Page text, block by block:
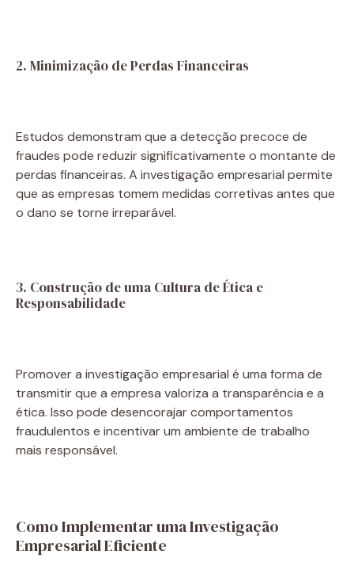
2. Minimização de Perdas Financeiras
Estudos demonstram que a detecção precoce de
fraudes pode reduzir significativamente o montante de
perdas financeiras. A investigação empresarial permite
que as empresas tomem medidas corretivas antes que
o dano se torne irreparável.
3. Construção de uma Cultura de Ética e
Responsabilidade
Promover a investigação empresarial é uma forma de
transmitir que a empresa valoriza a transparência e a
ética. Isso pode desencorajar comportamentos
fraudulentos e incentivar um ambiente de trabalho
mais responsável.
Como Implementar uma Investigação
Empresarial Eficiente